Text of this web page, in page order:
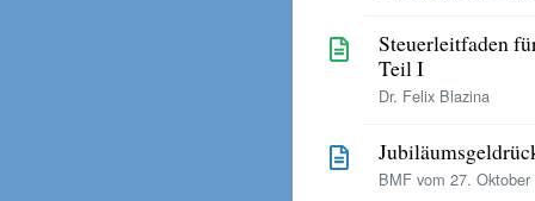
Steuerleitfaden
Teil I
Dr. Felix Blazina
BMF vom 27. Oktober